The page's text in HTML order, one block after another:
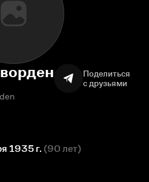
Поделиться
с друзьями
1935 г. (90 лет)